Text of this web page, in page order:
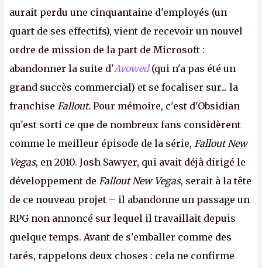
aurait perdu une cinquantaine d'employés (un
quart de ses effectifs), vient de recevoir un nouvel
ordre de mission de la part de Microsoft :
abandonner la suite d'Avowed(qui n'a pas été un
grand succès commercial) et se focaliser sur... la
franchise Fallout. Pour mémoire, c'est d'Obsidian
qu'est sorti ce que de nombreux fans considèrent
comme le meilleur épisode de la série, Fallout New
Vegas, en 2010. Josh Sawyer, qui avait déjà dirigé le
développement de Fallout New Vegas, serait à la tête
de ce nouveau projet – il abandonne un passage un
RPG non annoncé sur lequel il travaillait depuis
quelque temps. Avant de s'emballer comme des
tarés, rappelons deux choses : cela ne confirme